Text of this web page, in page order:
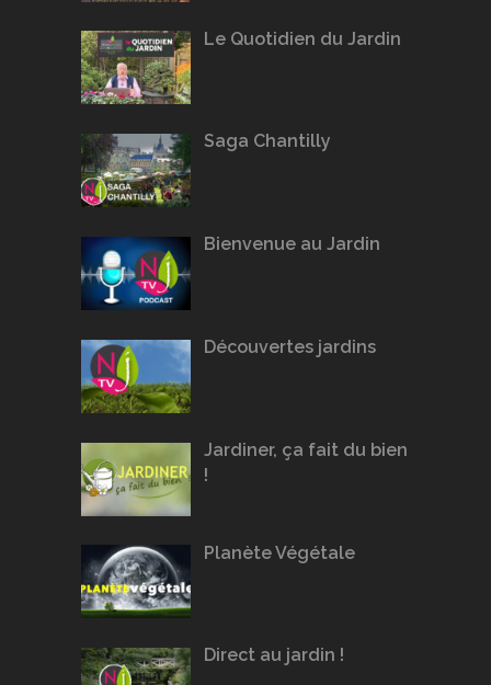
Le Quotidien du Jardin
Saga Chantilly
Bienvenue au Jardin
Découvertes jardins
Jardiner, ça fait du bien
!
Planète Végétale
Direct au jardin !